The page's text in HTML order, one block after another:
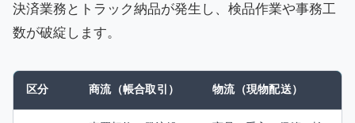
決済業務とトラック納品が発生し、検品作業や事務工
数が破綻します。
区分 商流（帳合取引） 物流（現物配送）